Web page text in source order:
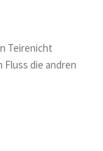
Teirenicht
Fluss die andren